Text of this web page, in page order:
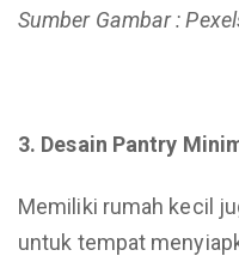
Sumber Gambar :
3. Desain Pantry
Memiliki rumah kecil
untuk tempat